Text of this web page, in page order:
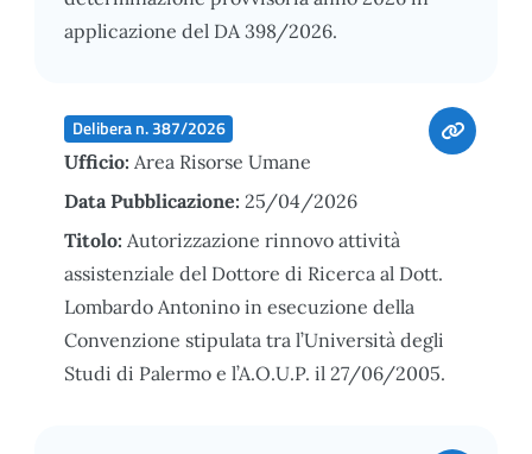
applicazione del DA 398/2026.
Delibera n. 387/2026
Ufficio: Area Risorse Umane
Data Pubblicazione: 25/04/2026
Titolo: Autorizzazione rinnovo attività
assistenziale del Dottore di Ricerca al Dott.
Lombardo Antonino in esecuzione della
Convenzione stipulata tra l’Università degli
Studi di Palermo e l’A.O.U.P. il 27/06/2005.